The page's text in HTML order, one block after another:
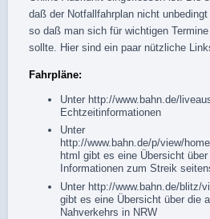
daß der Notfallfahrplan nicht unbedingt
so daß man sich für wichtigen
sollte. Hier sind ein paar nützliche
Fahrpläne:
Unter http://www.bahn.de/
Echtzeitinformationen
Unter
http://www.bahn.de/p/view/
html gibt es eine Übersicht
Informationen zum Streik
Unter http://www.bahn.de/blitz/
gibt es eine Übersicht über die
Nahverkehrs in NRW